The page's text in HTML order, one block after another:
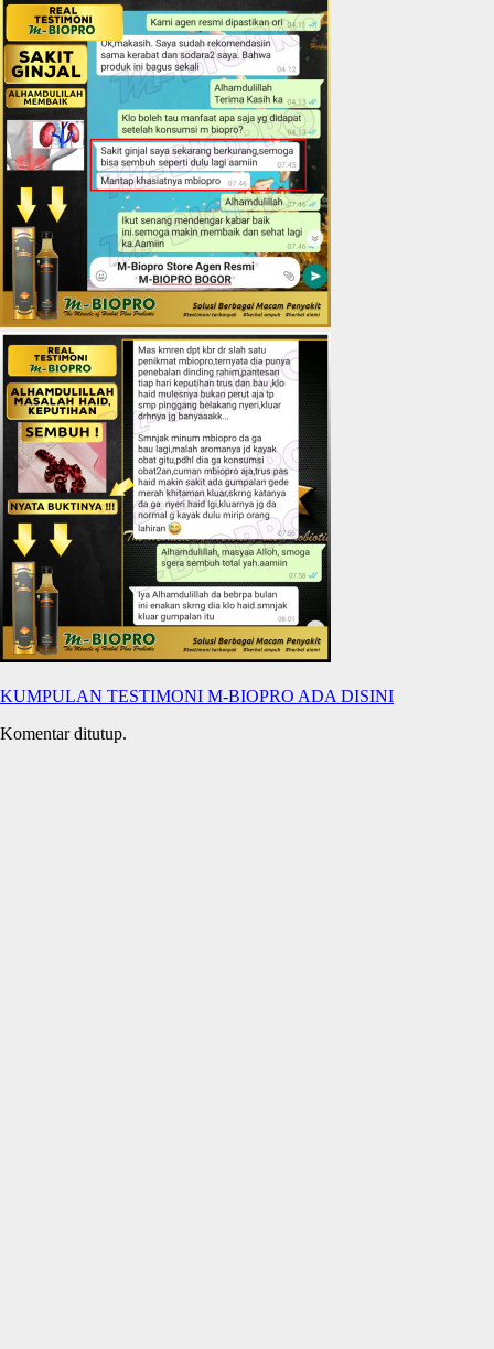
KUMPULAN TESTIMONI M-BIOPRO ADA DISINI
Komentar ditutup.